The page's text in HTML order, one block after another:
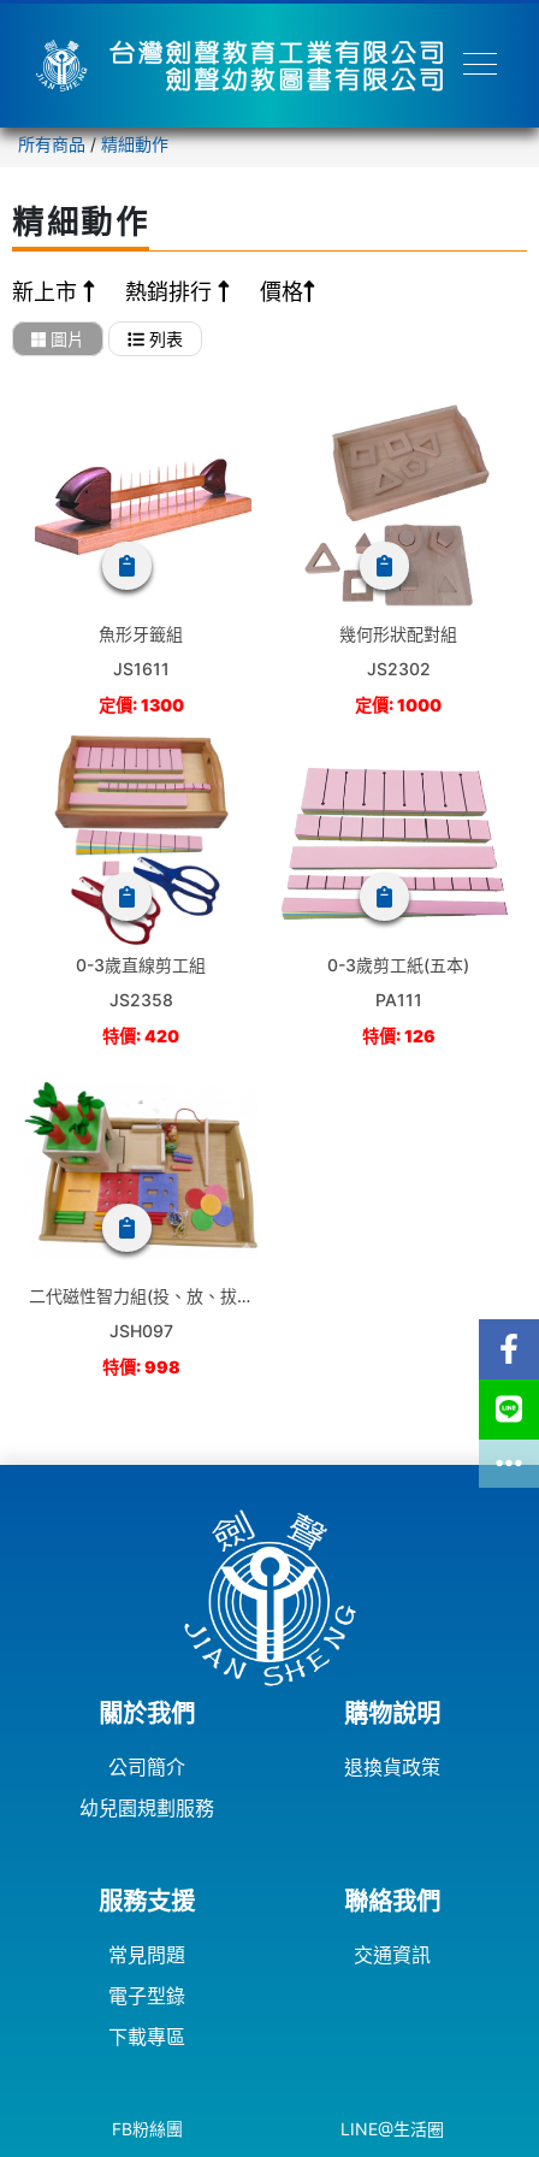
所有商品/精細動作
精細動作
新上市 熱銷排行 價格
圖片 列表
魚形牙籤組
JS1611
定價: 1300
幾何形狀配對組
JS2302
定價: 1000
0-3歲直線剪工組
JS2358
特價: 420
0-3歲剪工紙(五本)
PA111
特價: 126
二代磁性智力組(投、放、拔、
JSH097
特價: 998
關於我們
公司簡介
幼兒園規劃服務
購物說明
退換貨政策
服務支援
常見問題
電子型錄
下載專區
聯絡我們
交通資訊
FB粉絲團 LINE@生活圈